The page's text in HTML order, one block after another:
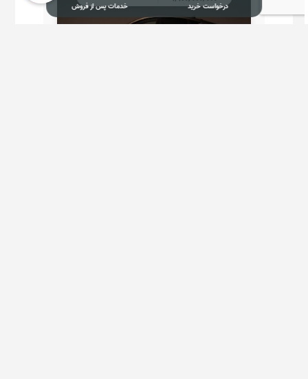
درخواست خرید خدمات پس از فروش